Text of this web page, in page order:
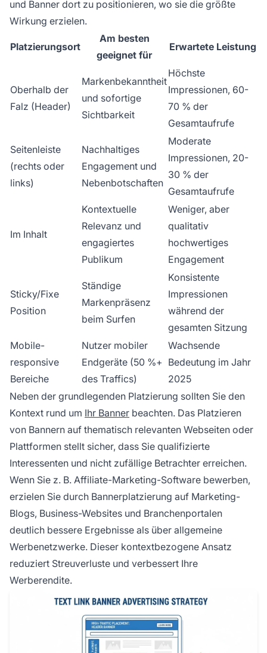
und Banner dort zu positionieren, wo sie die größte
Wirkung erzielen.
Platzierungsort
Am besten
geeignet für
Erwartete Leistung
Oberhalb der
Falz (Header)
Markenbekanntheit
und sofortige
Sichtbarkeit
Höchste
Impressionen, 60-
70 % der
Gesamtaufrufe
Seitenleiste
(rechts oder
links)
Nachhaltiges
Engagement und
Nebenbotschaften
Moderate
Impressionen, 20-
30 % der
Gesamtaufrufe
Im Inhalt
Kontextuelle
Relevanz und
engagiertes
Publikum
Weniger, aber
qualitativ
hochwertiges
Engagement
Sticky/Fixe
Position
Ständige
Markenpräsenz
beim Surfen
Konsistente
Impressionen
während der
gesamten Sitzung
Mobile-
responsive
Bereiche
Nutzer mobiler
Endgeräte (50 %+
des Traffics)
Wachsende
Bedeutung im Jahr
2025
Neben der grundlegenden Platzierung sollten Sie den
Kontext rund um Ihr Banner beachten. Das Platzieren
von Bannern auf thematisch relevanten Webseiten oder
Plattformen stellt sicher, dass Sie qualifizierte
Interessenten und nicht zufällige Betrachter erreichen.
Wenn Sie z. B. Affiliate-Marketing-Software bewerben,
erzielen Sie durch Bannerplatzierung auf Marketing-
Blogs, Business-Websites und Branchenportalen
deutlich bessere Ergebnisse als über allgemeine
Werbenetzwerke. Dieser kontextbezogene Ansatz
reduziert Streuverluste und verbessert Ihre
Werberendite.